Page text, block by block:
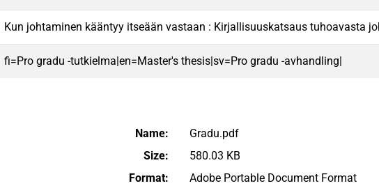
Kun johtaminen kääntyy itseään vastaan : Kirjallisuuskatsaus tuhoavasta
fi=Pro gradu -tutkielma|en=Master's thesis|sv=Pro gradu -avhandling|
Name:
Gradu.pdf
Size:
580.03 KB
Format:
Adobe Portable Document Format